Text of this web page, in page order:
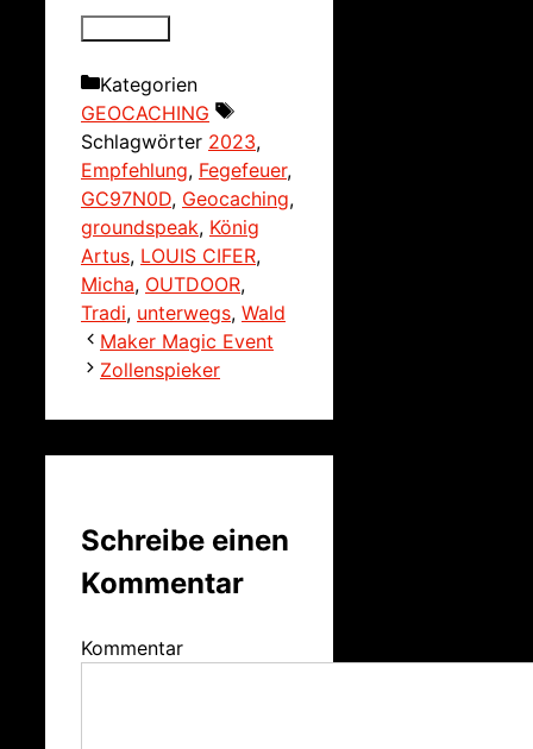
Kategorien
GEOCACHING
Schlagwörter 2023,
Empfehlung, Fegefeuer,
GC97N0D, Geocaching,
groundspeak, König
Artus, LOUIS CIFER,
Micha, OUTDOOR,
Tradi, unterwegs, Wald
Maker Magic Event
Zollenspieker
Schreibe einen
Kommentar
Kommentar